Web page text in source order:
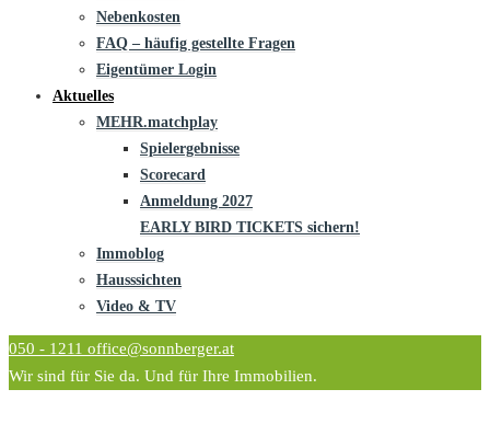
Nebenkosten
FAQ – häufig gestellte Fragen
Eigentümer Login
Aktuelles
MEHR.matchplay
Spielergebnisse
Scorecard
Anmeldung 2027
EARLY BIRD TICKETS sichern!
Immoblog
Hausssichten
Video & TV
050 - 1211 office@sonnberger.at
Wir sind für Sie da. Und für Ihre Immobilien.